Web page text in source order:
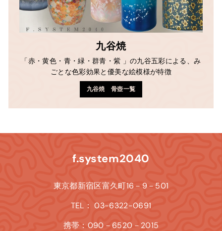
九谷焼
「赤・黄色・青・緑・群青・紫 」の九谷五彩による、み
ごとな色彩効果と優美な絵模様が特徴
九谷焼 骨壺一覧
f.system2040
東京都新宿区富久町16－9－501
TEL： 03-6322-0691
携帯：090－6520－2015